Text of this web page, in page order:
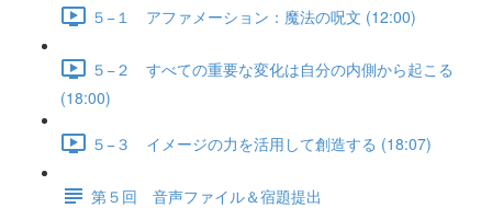
５−１ アファメーション：魔法の呪文 (12:00)
５−２ すべての重要な変化は自分の内側から起こる
(18:00)
５−３ イメージの力を活用して創造する (18:07)
第５回 音声ファイル＆宿題提出